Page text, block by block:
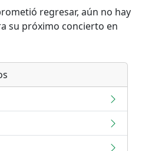
regresar, aún no hay
su próximo concierto en